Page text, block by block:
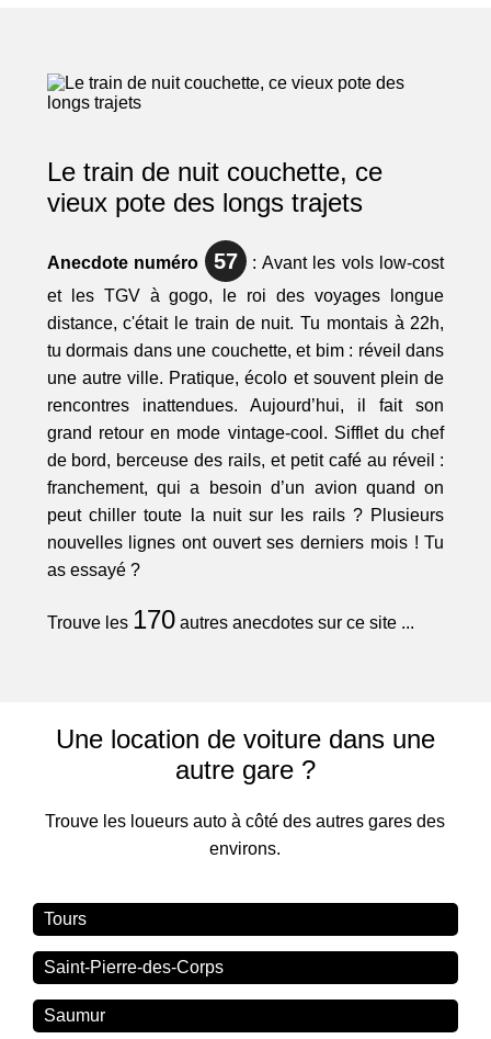
Le train de nuit couchette, ce
vieux pote des longs trajets
Anecdote numéro 57 : Avant les vols low-cost
et les TGV à gogo, le roi des voyages longue
distance, c'était le train de nuit. Tu montais à 22h,
tu dormais dans une couchette, et bim : réveil dans
une autre ville. Pratique, écolo et souvent plein de
rencontres inattendues. Aujourd’hui, il fait son
grand retour en mode vintage-cool. Sifflet du chef
de bord, berceuse des rails, et petit café au réveil :
franchement, qui a besoin d’un avion quand on
peut chiller toute la nuit sur les rails ? Plusieurs
nouvelles lignes ont ouvert ses derniers mois ! Tu
as essayé ?
Trouve les 170autres anecdotes sur ce site ...
Une location de voiture dans une
autre gare ?
Trouve les loueurs auto à côté des autres gares des
environs.
Tours
Saint-Pierre-des-Corps
Saumur